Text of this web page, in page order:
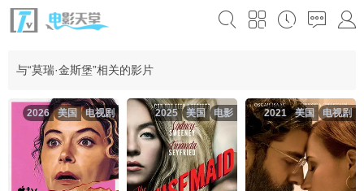
与“莫瑞·金斯堡”相关的影片
电视剧
美国
2026 电影
美国
2025 电视剧
美国
2021